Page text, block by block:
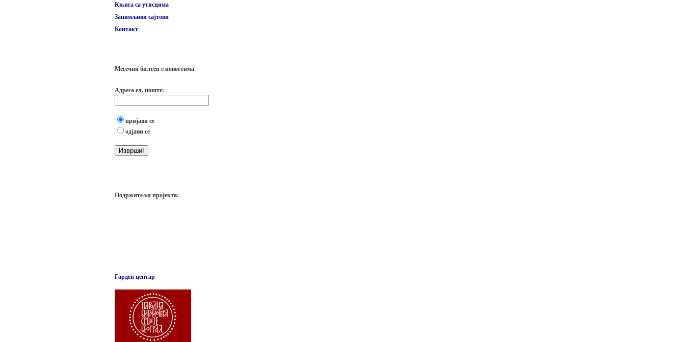
Књига са утисцима
Занимљиви сајтови
Контакт
Месечни билтен с новостима
Адреса ел. поште:
пријави се
одјави се
Подржитељи пројекта:
Гарден центар